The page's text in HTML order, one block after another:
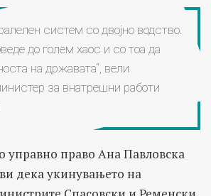
систем со двојно водство.
до голем хаос и со тоа да
на државата“, вели
за внатрешни работи
управно право Ана Павловска
дека укинувањето на